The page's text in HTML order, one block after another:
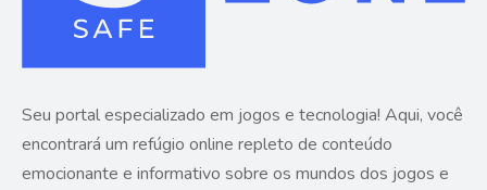
Seu portal especializado em jogos e tecnologia! Aqui, você
encontrará um refúgio online repleto de conteúdo
emocionante e informativo sobre os mundos dos jogos e